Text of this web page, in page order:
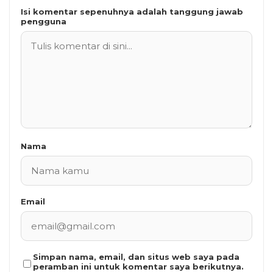
Isi komentar sepenuhnya adalah tanggung jawab
pengguna
Nama
Email
Simpan nama, email, dan situs web saya pada
peramban ini untuk komentar saya berikutnya.